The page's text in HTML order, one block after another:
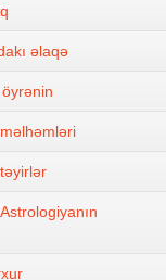
əlaqə
öyrənin